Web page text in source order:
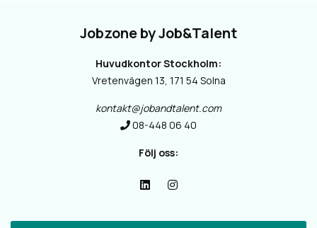
Jobzone by Job&Talent
Huvudkontor Stockholm:
Vretenvägen 13, 171 54 Solna
kontakt@jobandtalent.com
08-448 06 40
Följ oss: